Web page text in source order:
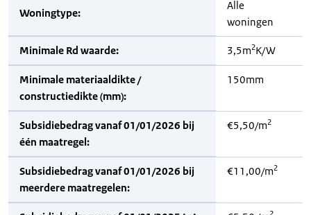
Woningtype:
Alle
woningen
Minimale Rd waarde: 3,5m2K/W
Minimale materiaaldikte /
constructiedikte (mm):
150mm
Subsidiebedrag vanaf 01/01/2026 bij
één maatregel:
€5,50/m2
Subsidiebedrag vanaf 01/01/2026 bij
meerdere maatregelen:
€11,00/m2